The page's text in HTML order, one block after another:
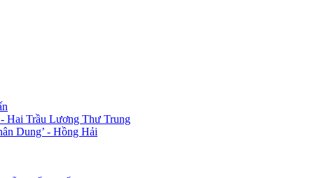
Hai Trầu Lương Thư Trung
Dung’ - Hồng Hải